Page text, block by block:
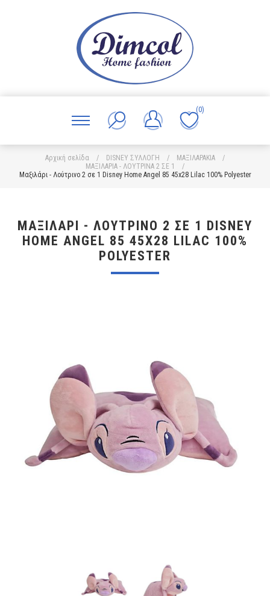
(0)
Αρχική σελίδα / DISNEY ΣΥΛΛΟΓΗ / ΜΑΞΙΛΑΡΑΚΙΑ
/
ΜΑΞΙΛΑΡΙΑ - ΛΟΥΤΡΙΝΑ 2 ΣΕ 1
/
Μαξιλάρι - Λούτρινο 2 σε 1 Disney Home Angel 85 45x28 Lilac 100% Polyester
ΜΑΞΙΛΆΡΙ - ΛΟΎΤΡΙΝΟ 2 ΣΕ 1 DISNEY
HOME ANGEL 85 45X28 LILAC 100%
POLYESTER